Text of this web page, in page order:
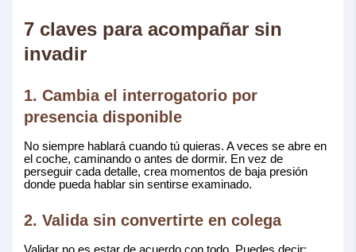
7 claves para acompañar sin
invadir
1. Cambia el interrogatorio por
presencia disponible
No siempre hablará cuando tú quieras. A veces se abre en
el coche, caminando o antes de dormir. En vez de
perseguir cada detalle, crea momentos de baja presión
donde pueda hablar sin sentirse examinado.
2. Valida sin convertirte en colega
Validar no es estar de acuerdo con todo. Puedes decir: